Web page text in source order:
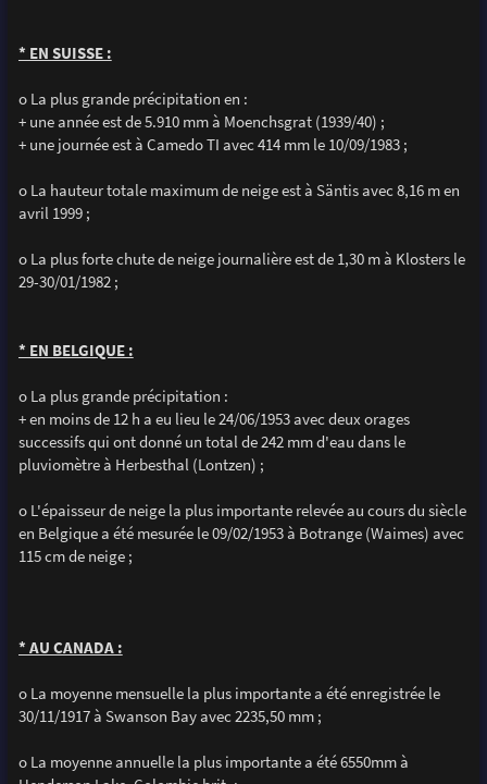
* EN SUISSE :
o La plus grande précipitation en :
+ une année est de 5.910 mm à Moenchsgrat (1939/40) ;
+ une journée est à Camedo TI avec 414 mm le 10/09/1983 ;
o La hauteur totale maximum de neige est à Säntis avec 8,16 m en
avril 1999 ;
o La plus forte chute de neige journalière est de 1,30 m à Klosters le
29-30/01/1982 ;
* EN BELGIQUE :
o La plus grande précipitation :
+ en moins de 12 h a eu lieu le 24/06/1953 avec deux orages
successifs qui ont donné un total de 242 mm d'eau dans le
pluviomètre à Herbesthal (Lontzen) ;
o L'épaisseur de neige la plus importante relevée au cours du siècle
en Belgique a été mesurée le 09/02/1953 à Botrange (Waimes) avec
115 cm de neige ;
* AU CANADA :
o La moyenne mensuelle la plus importante a été enregistrée le
30/11/1917 à Swanson Bay avec 2235,50 mm ;
o La moyenne annuelle la plus importante a été 6550mm à